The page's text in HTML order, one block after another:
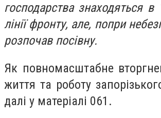
господарства знаходяться
лінії фронту, але, попри
розпочав посівну.
Як повномасштабне
життя та роботу
далі у матеріалі 061.